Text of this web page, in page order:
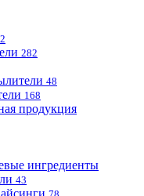
282
48
168
продукция
ингредиенты
43